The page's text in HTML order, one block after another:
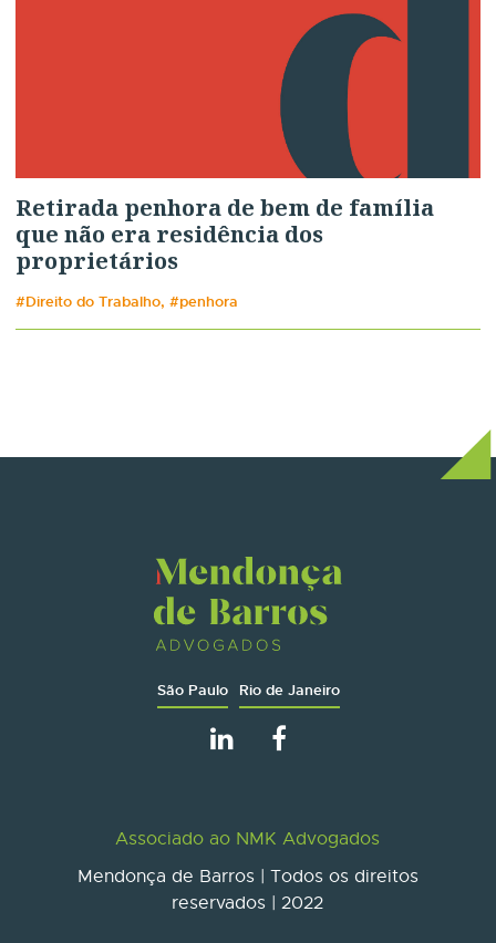
Retirada penhora de bem de família
que não era residência dos
proprietários
#Direito do Trabalho, #penhora
São Paulo Rio de Janeiro
Associado ao NMK Advogados
Mendonça de Barros | Todos os direitos
reservados | 2022